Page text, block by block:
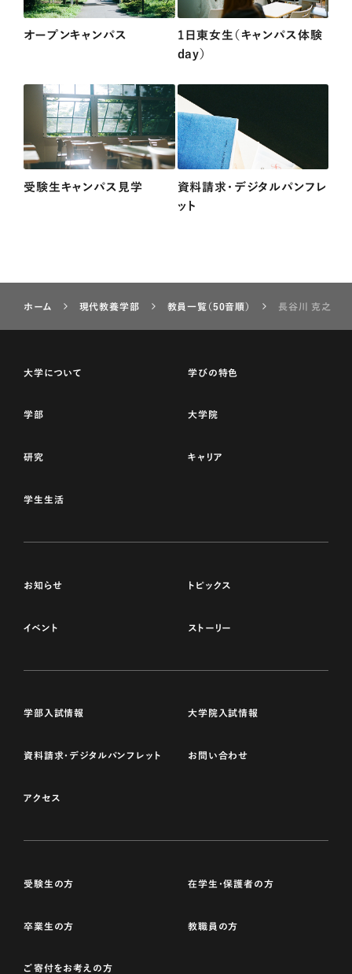
オープンキャンパス
1日東女生（キャンパス体験
day）
受験生キャンパス見学
資料請求・デジタルパンフレ
ット
ホーム 現代教養学部 教員一覧（50音順） 長谷川 克之
大学について 学びの特色
学部 大学院
研究 キャリア
学生生活
お知らせ トピックス
イベント ストーリー
学部入試情報 大学院入試情報
資料請求・デジタルパンフレット お問い合わせ
アクセス
受験生の方 在学生・保護者の方
卒業生の方 教職員の方
ご寄付をお考えの方